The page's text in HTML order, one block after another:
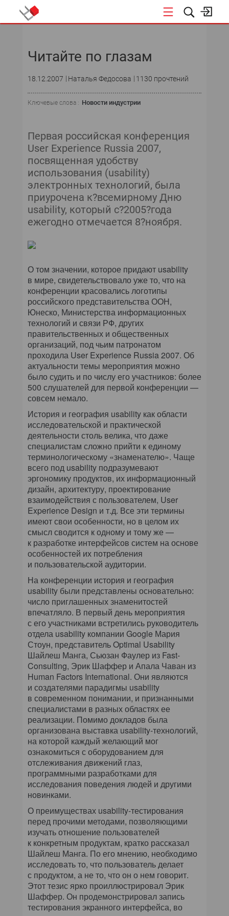
Читайте по глазам
18.12.2007 Наталья Федосова 1130 прочтений
Ключевые слова : Новости индустрии
Первая российская конференция
User Experience Russia 2007,
посвященная удобству
использования (usability)
электронных технологий, была
приурочена к?всемирному Дню
usability, который с?2005?года
ежегодно отмечается 8?ноября.
О том значении, которое придают usability
в мире, свидетельствовало уже то, что на
конференции красовались логотипы
российского представительства ООН,
Юнеско, Министерства информационных
технологий и связи РФ, других
правительственных и общественных
организаций, под чьим патронатом
проходила User Experience Russia 2007. Об
актуальности темы мероприятия можно
было судить и по числу его участников: более
500 слушателей для первой конференции —
совсем немало.
История и география usability как области
исследовательской и практической
деятельности столь велика, что даже
специалистам сложно прийти к единому
терминологическому «знаменателю». Чаще
всего под usability подразумевают
эргономику продуктов, их информационный
дизайн, архитектуру, проектирование
взаимодействия с пользователем, User
Experience Design и т.д. Все эти термины
имеют свои особенности, но в целом их
смысл сводится к одному и тому же —
к разработке интерфейсов систем на основе
особенностей их потребления
и пользовательской аудитории.
На конференции история и география
usability были представлены основательно:
число приглашенных знаменитостей
впечатляло. В первый день мероприятия
с его участниками встретились руководитель
отдела usability компании Google Мария
Стоун, представитель Optimal Usability
Шайлеш Манга, Сьюзан Фаулер из Fast-
Consulting, Эрик Шаффер и Апала Чаван из
Human Factors International. Они являются
и создателями парадигмы usability
в современном понимании, и признанными
специалистами в разных областях ее
реализации. Помимо докладов была
организована выставка usability-технологий,
на которой каждый желающий мог
ознакомиться с оборудованием для
отслеживания движений глаз,
программными разработками для
исследования поведения людей и другими
новинками.
О преимуществах usability-тестирования
перед прочими методами, позволяющими
изучать отношение пользователей
к конкретным продуктам, кратко рассказал
Шайлеш Манга. По его мнению, необходимо
исследовать то, что пользователь делает
с продуктом, а не то, что он о нем говорит.
Этот тезис ярко проиллюстрировал Эрик
Шаффер. Он продемонстрировал запись
тестирования экранного интерфейса, во